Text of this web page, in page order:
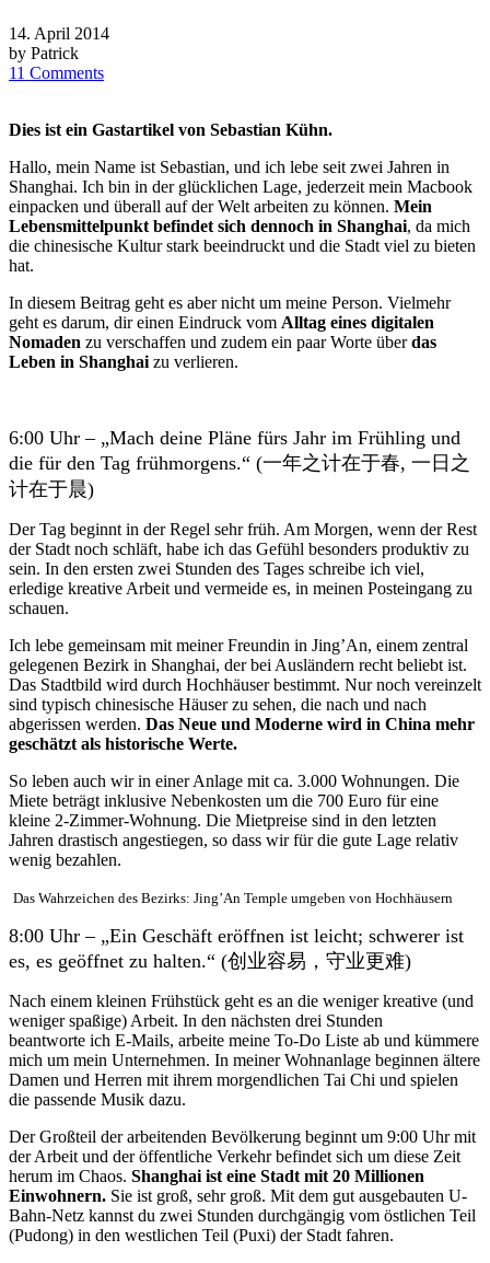
14. April 2014
by Patrick
11 Comments
Dies ist ein Gastartikel von Sebastian Kühn.
Hallo, mein Name ist Sebastian, und ich lebe seit zwei Jahren in
Shanghai. Ich bin in der glücklichen Lage, jederzeit mein Macbook
einpacken und überall auf der Welt arbeiten zu können. Mein
Lebensmittelpunkt befindet sich dennoch in Shanghai, da mich
die chinesische Kultur stark beeindruckt und die Stadt viel zu bieten
hat.
In diesem Beitrag geht es aber nicht um meine Person. Vielmehr
geht es darum, dir einen Eindruck vom Alltag eines digitalen
Nomaden zu verschaffen und zudem ein paar Worte überdas
Leben in Shanghai zu verlieren.
6:00 Uhr – „Mach deine Pläne fürs Jahr im Frühling und
die für den Tag frühmorgens.“ (一年之计在于春, 一日之
计在于晨)
Der Tag beginnt in der Regel sehr früh. Am Morgen, wenn der Rest
der Stadt noch schläft, habe ich das Gefühl besonders produktiv zu
sein. In den ersten zwei Stunden des Tages schreibe ich viel,
erledige kreative Arbeit und vermeide es, in meinen Posteingang zu
schauen.
Ich lebe gemeinsam mit meiner Freundin in Jing’An, einem zentral
gelegenen Bezirk in Shanghai, der bei Ausländern recht beliebt ist.
Das Stadtbild wird durch Hochhäuser bestimmt. Nur noch vereinzelt
sind typisch chinesische Häuser zu sehen, die nach und nach
abgerissen werden. Das Neue und Moderne wird in China mehr
geschätzt als historische Werte.
So leben auch wir in einer Anlage mit ca. 3.000 Wohnungen. Die
Miete beträgt inklusive Nebenkosten um die 700 Euro für eine
kleine 2-Zimmer-Wohnung. Die Mietpreise sind in den letzten
Jahren drastisch angestiegen, so dass wir für die gute Lage relativ
wenig bezahlen.
Das Wahrzeichen des Bezirks: Jing’An Temple umgeben von Hochhäusern
8:00 Uhr – „Ein Geschäft eröffnen ist leicht; schwerer ist
es, es geöffnet zu halten.“ (创业容易，守业更难)
Nach einem kleinen Frühstück geht es an die weniger kreative (und
weniger spaßige) Arbeit. In den nächsten drei Stunden
beantworte ich E-Mails, arbeite meine To-Do Liste ab und kümmere
mich um mein Unternehmen. In meiner Wohnanlage beginnen ältere
Damen und Herren mit ihrem morgendlichen Tai Chi und spielen
die passende Musik dazu.
Der Großteil der arbeitenden Bevölkerung beginnt um 9:00 Uhr mit
der Arbeit und der öffentliche Verkehr befindet sich um diese Zeit
herum im Chaos. Shanghai ist eine Stadt mit 20 Millionen
Einwohnern. Sie ist groß, sehr groß. Mit dem gut ausgebauten U-
Bahn-Netz kannst du zwei Stunden durchgängig vom östlichen Teil
(Pudong) in den westlichen Teil (Puxi) der Stadt fahren.